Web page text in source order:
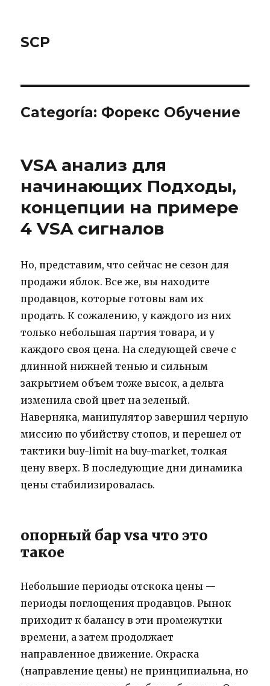
SCP
Categoría: Форекс Обучение
VSA анализ для
начинающих Подходы,
концепции на примере
4 VSA сигналов
Но, представим, что сейчас не сезон для
продажи яблок. Все же, вы находите
продавцов, которые готовы вам их
продать. К сожалению, у каждого из них
только небольшая партия товара, и у
каждого своя цена. На следующей свече с
длинной нижней тенью и сильным
закрытием объем тоже высок, а дельта
изменила свой цвет на зеленый.
Наверняка, манипулятор завершил черную
миссию по убийству стопов, и перешел от
тактики buy-limit на buy-market, толкая
цену вверх. В последующие дни динамика
цены стабилизировалась.
опорный бар vsa что это
такое
Небольшие периоды отскока цены —
периоды поглощения продавцов. Рынок
приходит к балансу в эти промежутки
времени, а затем продолжает
направленное движение. Окраска
(направление цены) не принципиальна, но